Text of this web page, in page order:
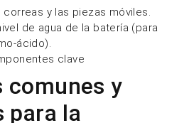
reducido
o filtros obstruidos
correctamente.